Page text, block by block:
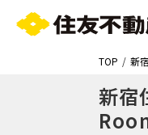
TOP 新
新宿